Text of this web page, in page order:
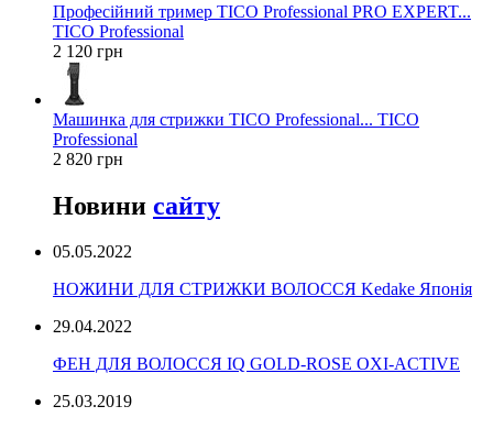
Професійний тример TICO Professional PRO EXPERT...
TICO Professional
2 120 грн
Машинка для стрижки TICO Professional... TICO
Professional
2 820 грн
Новини сайту
05.05.2022
НОЖИНИ ДЛЯ СТРИЖКИ ВОЛОССЯ Kedake Японія
29.04.2022
ФЕН ДЛЯ ВОЛОССЯ IQ GOLD-ROSE OXI-ACTIVE
25.03.2019